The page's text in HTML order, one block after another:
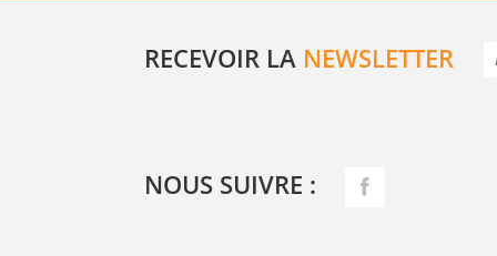
RECEVOIR LA NEWSLETTER
NOUS SUIVRE :